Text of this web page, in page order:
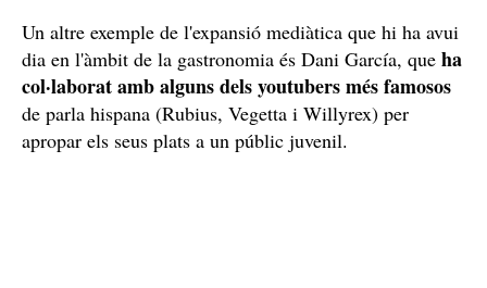
Un altre exemple de l'expansió mediàtica que hi ha avui
dia en l'àmbit de la gastronomia és Dani García, que ha
col·laborat amb alguns dels youtubers més famosos
de parla hispana (Rubius, Vegetta i Willyrex) per
apropar els seus plats a un públic juvenil.